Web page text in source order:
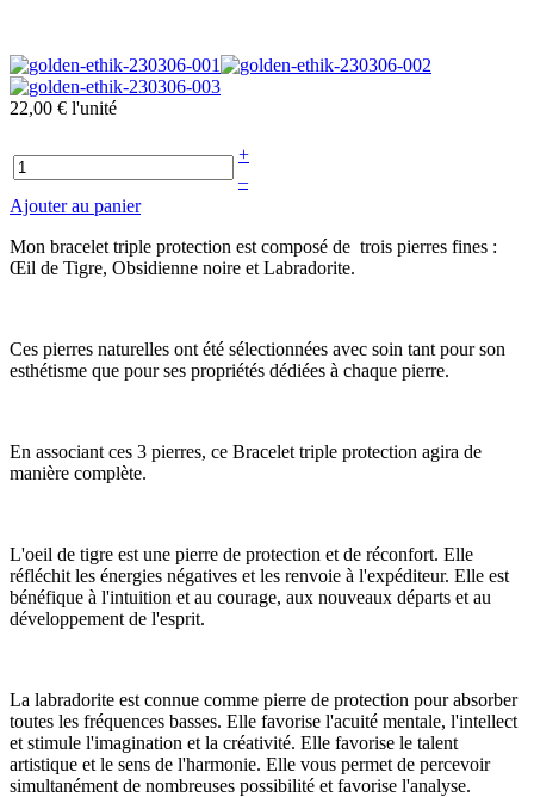
22,00 € l'unité
+
–
Ajouter au panier
Mon bracelet triple protection est composé de trois pierres fines :
Œil de Tigre, Obsidienne noire et Labradorite.
Ces pierres naturelles ont été sélectionnées avec soin tant pour son
esthétisme que pour ses propriétés dédiées à chaque pierre.
En associant ces 3 pierres, ce Bracelet triple protection agira de
manière complète.
L'oeil de tigre est une pierre de protection et de réconfort. Elle
réfléchit les énergies négatives et les renvoie à l'expéditeur. Elle est
bénéfique à l'intuition et au courage, aux nouveaux départs et au
développement de l'esprit.
La labradorite est connue comme pierre de protection pour absorber
toutes les fréquences basses. Elle favorise l'acuité mentale, l'intellect
et stimule l'imagination et la créativité. Elle favorise le talent
artistique et le sens de l'harmonie. Elle vous permet de percevoir
simultanément de nombreuses possibilité et favorise l'analyse.